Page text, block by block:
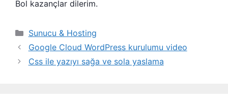
Bol kazançlar dilerim.
Kategoriler
Sunucu & Hosting
Google Cloud WordPress kurulumu video
Css ile yazıyı sağa ve sola yaslama